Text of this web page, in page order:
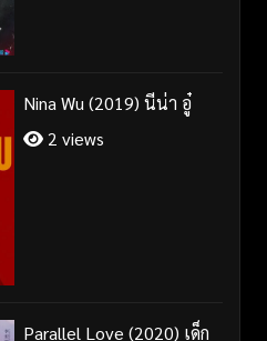
Nina Wu (2019) นีน่า อู๋
2 views
Parallel Love (2020) เด็ก